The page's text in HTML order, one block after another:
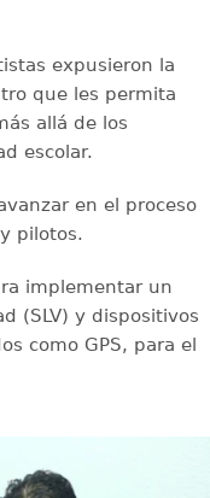
expusieron la
que les permita
allá de los
escolar.
en el proceso
pilotos.
implementar un
(SLV) y dispositivos
como GPS, para el